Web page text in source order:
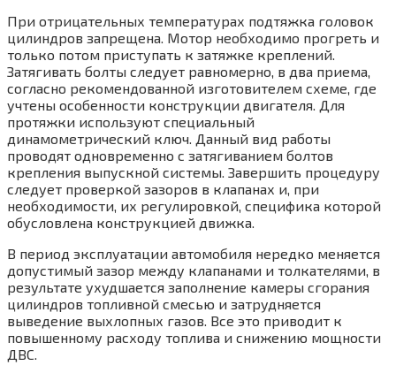
При отрицательных температурах подтяжка головок
цилиндров запрещена. Мотор необходимо прогреть и
только потом приступать к затяжке креплений.
Затягивать болты следует равномерно, в два приема,
согласно рекомендованной изготовителем схеме, где
учтены особенности конструкции двигателя. Для
протяжки используют специальный
динамометрический ключ. Данный вид работы
проводят одновременно с затягиванием болтов
крепления выпускной системы. Завершить процедуру
следует проверкой зазоров в клапанах и, при
необходимости, их регулировкой, специфика которой
обусловлена конструкцией движка.
В период эксплуатации автомобиля нередко меняется
допустимый зазор между клапанами и толкателями, в
результате ухудшается заполнение камеры сгорания
цилиндров топливной смесью и затрудняется
выведение выхлопных газов. Все это приводит к
повышенному расходу топлива и снижению мощности
ДВС.